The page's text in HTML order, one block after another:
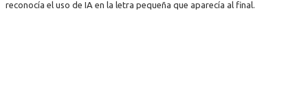
reconocía el uso de IA en la letra pequeña que aparecía al final.